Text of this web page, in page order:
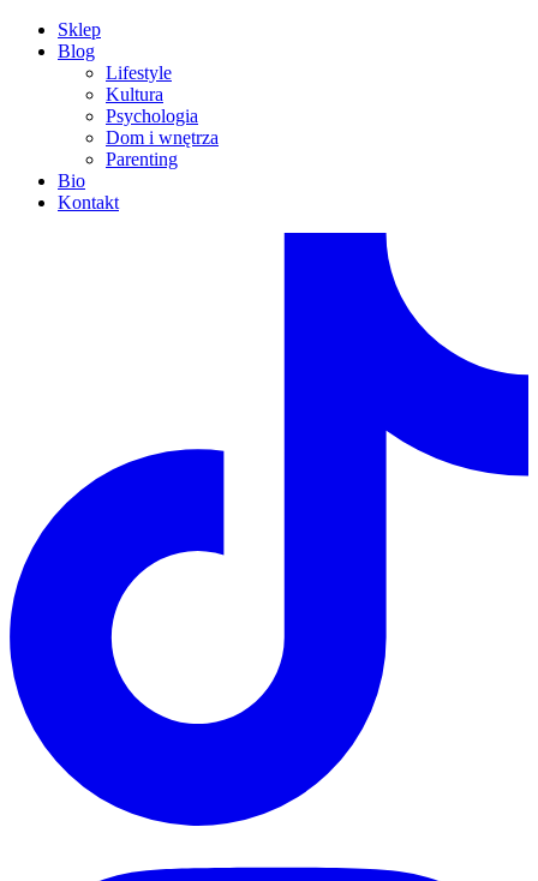
Sklep
Blog
Lifestyle
Kultura
Psychologia
Dom i wnętrza
Parenting
Bio
Kontakt